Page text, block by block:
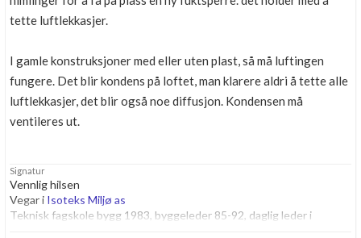
tette luftlekkasjer.
I gamle konstruksjoner med eller uten plast, så må luftingen
fungere. Det blir kondens på loftet, man klarere aldri å tette alle
luftlekkasjer, det blir også noe diffusjon. Kondensen må
ventileres ut.
Signatur
Vennlig hilsen
Vegar i Isoteks Miljø as
Teknisk fagskole bygg 1983, byggeleder 85-92, daglig leder i